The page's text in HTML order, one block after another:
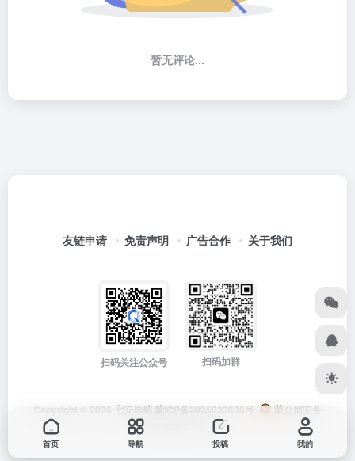
暂无评论...
友链申请 免责声明 广告合作 关于我们
扫码关注公众号 扫码加群
Copyright © 2026 七安导航 蒙ICP备2025033835号
蒙公网安备
15012202000171号
首页 导航 投稿 我的